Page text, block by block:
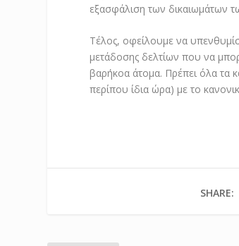
εξασφάλιση των
Τέλος, οφείλουμε να
μετάδοσης δελτίων που να
βαρήκοα άτομα. Πρέπει όλα τα
περίπου ίδια ώρα) με το
SHARE: